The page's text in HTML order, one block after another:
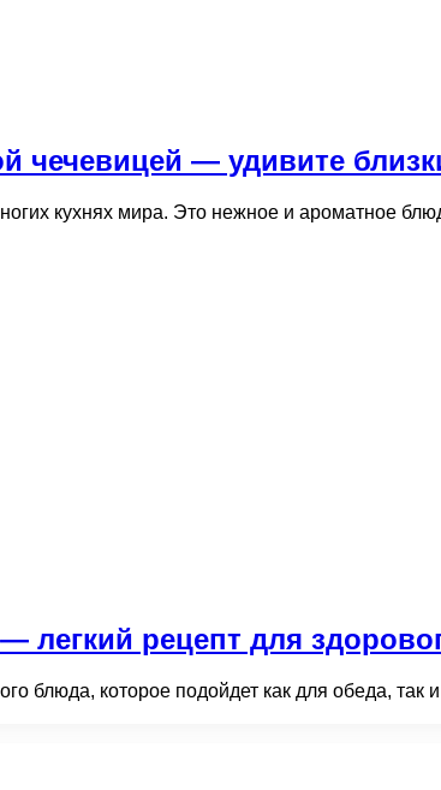
чечевицей — удивите
кухнях мира. Это нежное и ароматное
легкий рецепт для
блюда, которое подойдет как для обеда,